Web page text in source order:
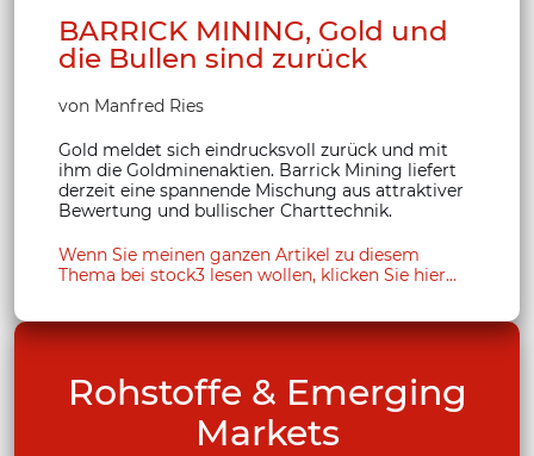
BARRICK MINING, Gold und
die Bullen sind zurück
von Manfred Ries
Gold meldet sich eindrucksvoll zurück und mit
ihm die Goldminenaktien. Barrick Mining liefert
derzeit eine spannende Mischung aus attraktiver
Bewertung und bullischer Charttechnik.
Wenn Sie meinen ganzen Artikel zu diesem
Thema bei stock3 lesen wollen, klicken Sie hier...
Rohstoffe & Emerging
Markets